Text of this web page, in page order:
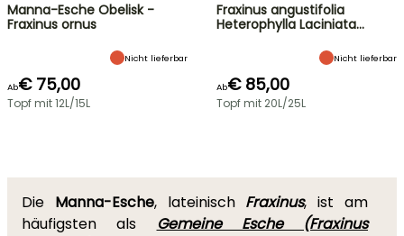
Manna-Esche Obelisk -
Fraxinus ornus
Nicht lieferbar
Ab€ 75,00
Topf mit 12L/15L
Fraxinus angustifolia
Heterophylla Laciniata…
Nicht lieferbar
Ab€ 85,00
Topf mit 20L/25L
Die Manna-Esche, lateinisch Fraxinus, ist am
häufigsten als
Gemeine Esche (Fraxinus